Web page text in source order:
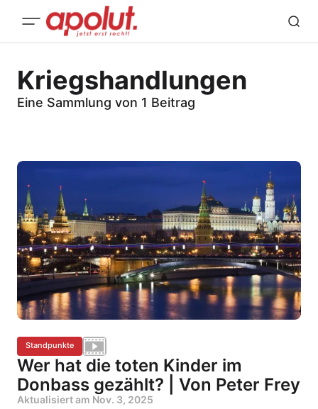
Kriegshandlungen
Eine Sammlung von 1 Beitrag
Standpunkte
Wer hat die toten Kinder im
Donbass gezählt? | Von Peter Frey
Aktualisiert am Nov. 3, 2025